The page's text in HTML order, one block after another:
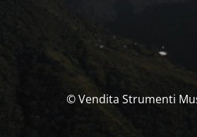
© Vendita Strumenti